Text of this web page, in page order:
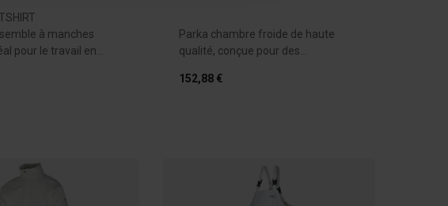
à manches
pour le travail en
Parka chambre froide de haute
qualité, conçue pour des
152,88 €